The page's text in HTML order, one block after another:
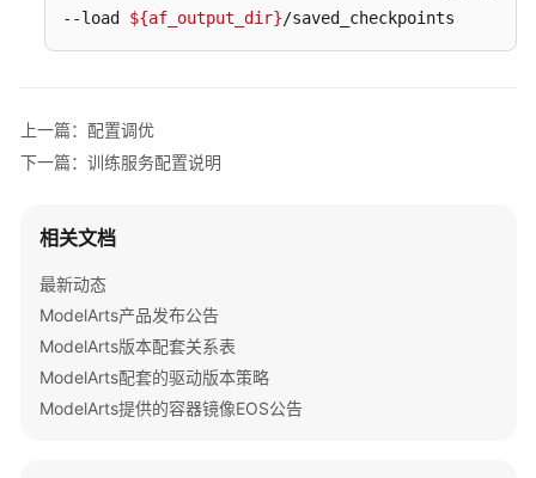
Qwen3&Qwen3-
系
列
模
型
于
ModelArts
平
--load ${af_output_dir}/saved_checkpoints
上一篇：配置调优
下一篇：训练服务配置说明
相关文档
最新动态
ModelArts产品发布公告
ModelArts版本配套关系表
ModelArts配套的驱动版本策略
ModelArts提供的容器镜像EOS公告